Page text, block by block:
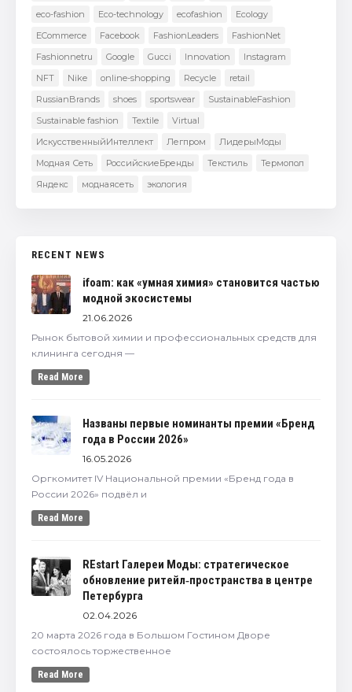
eco-fashion
Eco-technology ecofashion
Ecology
ECommerce
Facebook FashionLeaders
FashionNet
Fashionnetru
Google Gucci Innovation
Instagram
NFT
Nike online-shopping Recycle
retail
RussianBrands
shoes sportswear
SustainableFashion
Sustainable fashion
Textile
Virtual
ИскусственныйИнтеллект
Легпром
ЛидерыМоды
Модная Сеть
РоссийскиеБренды Текстиль
Термопол
Яндекс
моднаясеть экология
RECENT NEWS
ifoam: как «умная химия» становится частью
модной экосистемы
21.06.2026
Рынок бытовой химии и профессиональных средств для
клининга сегодня —
Read More
Названы первые номинанты премии «Бренд
года в России 2026»
16.05.2026
Оргкомитет IV Национальной премии «Бренд года в
России 2026» подвёл и
Read More
REstart Галереи Моды: стратегическое
обновление ритейл‑пространства в центре
Петербурга
02.04.2026
20 марта 2026 года в Большом Гостином Дворе
состоялось торжественное
Read More